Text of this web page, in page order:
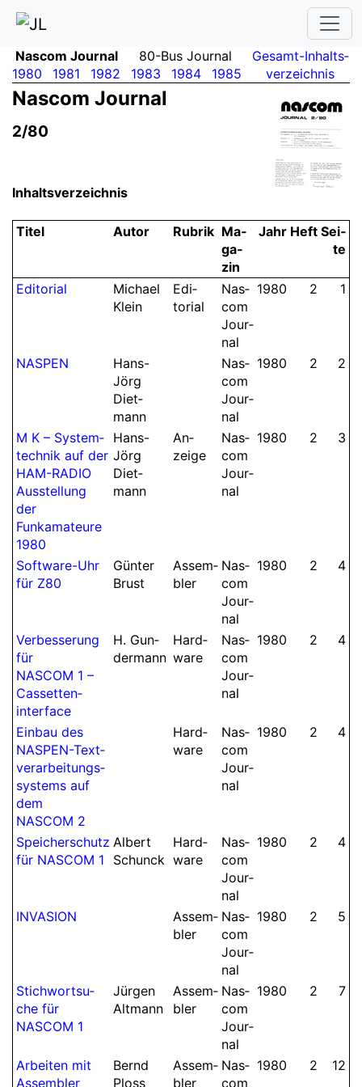
Nascom Journal 80-Bus Journal
Gesamt-Inhalts­
verzeichnis
1980 1981 1982 1983 1984 1985
Nascom Journal
2/80
Inhaltsverzeichnis
Ti­tel Au­tor Ru­brik Ma­
ga­
zin
Jahr Heft Sei­
te
Edi­torial
Michael
Klein
Edi­
torial
Nas­
com
Jour­
nal
1980 2 1
NASPEN
Hans-
Jörg
Diet­
mann
Nas­
com
Jour­
nal
1980 2 2
M K – System­
technik auf der
HAM-RADIO
Ausstellung
der
Funkamateure
1980
Hans-
Jörg
Diet­
mann
An­
zeige
Nas­
com
Jour­
nal
1980 2 3
Software-Uhr
für Z80
Günter
Brust
Assem­
bler
Nas­
com
Jour­
nal
1980 2 4
Verbesserung
für
NASCOM 1 –
Cassetten­
interface
H. Gun­
der­mann
Hard­
ware
Nas­
com
Jour­
nal
1980 2 4
Einbau des
NASPEN-Text­
ver­ar­bei­tungs­
sys­tems auf
dem
NASCOM 2
Hard­
ware
Nas­
com
Jour­
nal
1980 2 4
Spei­cher­schutz
für NASCOM 1
Albert
Schunck
Hard­
ware
Nas­
com
Jour­
nal
1980 2 4
INVASION
Assem­
bler
Nas­
com
Jour­
nal
1980 2 5
Stich­wort­su­
che für
NASCOM 1
Jürgen
Altmann
Assem­
bler
Nas­
com
Jour­
nal
1980 2 7
Arbeiten mit
Assem­bler
Bernd
Ploss
Assem­
bler
Nas­
com
1980 2 12